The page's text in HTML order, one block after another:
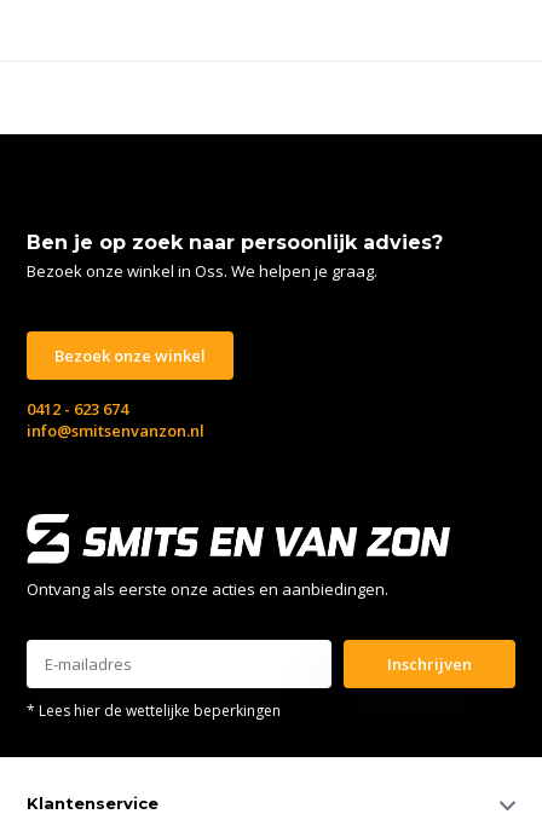
Ben je op zoek naar persoonlijk advies?
Bezoek onze winkel in Oss. We helpen je graag.
Bezoek onze winkel
0412 - 623 674
info@smitsenvanzon.nl
Ontvang als eerste onze acties en aanbiedingen.
Inschrijven
* Lees hier de wettelijke beperkingen
Klantenservice